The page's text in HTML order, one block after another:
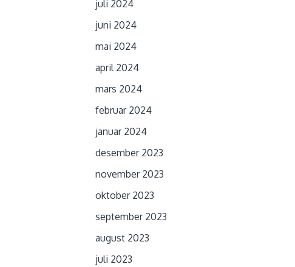
juli 2024
juni 2024
mai 2024
april 2024
mars 2024
februar 2024
januar 2024
desember 2023
november 2023
oktober 2023
september 2023
august 2023
juli 2023